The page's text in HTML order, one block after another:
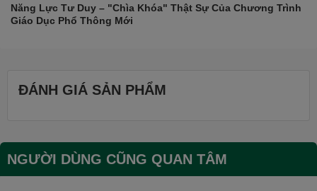
Năng Lực Tư Duy – "Chìa Khóa" Thật Sự Của Chương Trình
Giáo Dục Phổ Thông Mới
ĐÁNH GIÁ SẢN PHẨM
NGƯỜI DÙNG CŨNG QUAN TÂM